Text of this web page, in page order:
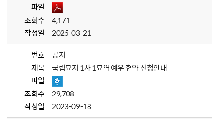
파일
조회수
4,171
작성일
2025-03-21
번호
공지
제목
국립묘지 1사 1묘역 예우 협약 신청안내
파일
조회수
29,708
작성일
2023-09-18